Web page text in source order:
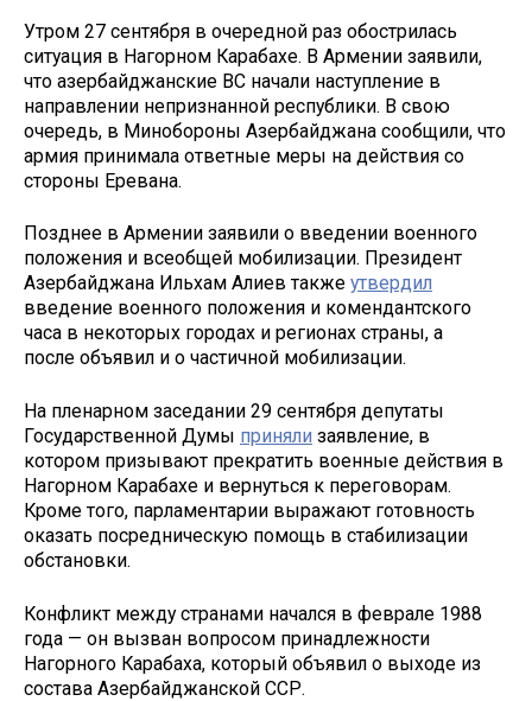
Утром 27 сентября в очередной раз обострилась
ситуация в Нагорном Карабахе. В Армении заявили,
что азербайджанские ВС начали наступление в
направлении непризнанной республики. В свою
очередь, в Минобороны Азербайджана сообщили, что
армия принимала ответные меры на действия со
стороны Еревана.
Позднее в Армении заявили о введении военного
положения и всеобщей мобилизации. Президент
Азербайджана Ильхам Алиев также утвердил
введение военного положения и комендантского
часа в некоторых городах и регионах страны, а
после объявил и о частичной мобилизации.
На пленарном заседании 29 сентября депутаты
Государственной Думы приняли заявление, в
котором призывают прекратить военные действия в
Нагорном Карабахе и вернуться к переговорам.
Кроме того, парламентарии выражают готовность
оказать посредническую помощь в стабилизации
обстановки.
Конфликт между странами начался в феврале 1988
года — он вызван вопросом принадлежности
Нагорного Карабаха, который объявил о выходе из
состава Азербайджанской ССР.